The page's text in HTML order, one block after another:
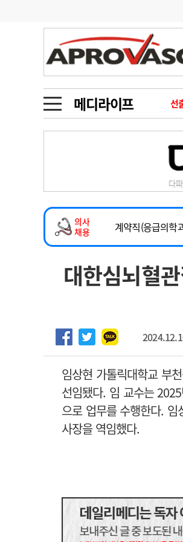
메디라이프 선
1
2
3
4
메디인포 인사
오피니언 칼럼
인물
동영상뉴스
포토뉴스
메디 Hospital 지역병원
인포메이션 행정처분
고객센터 회사소개
의사
채용
2026년 하반기
마취통증의학과
계약직(응급의학
하반기 전공의(
2026년 하반기
마취통증의학과
대한심뇌혈
임상현 가톨릭대학교 부
선임됐다. 임 교수는
으로 업무를 수행한다.
사장을 역임했다.